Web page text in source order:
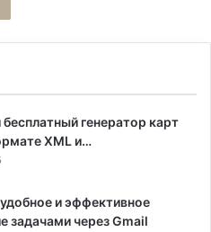
генератор карт
XML и…
и эффективное
задачами через Gmail